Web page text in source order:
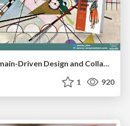
Introduction to Domain-Driven Design and Collaborative software design
1 920